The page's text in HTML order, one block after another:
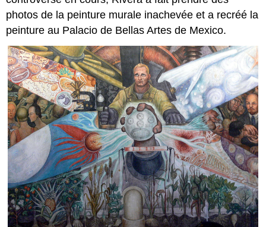
photos de la peinture murale inachevée et a recréé la
peinture au Palacio de Bellas Artes de Mexico.